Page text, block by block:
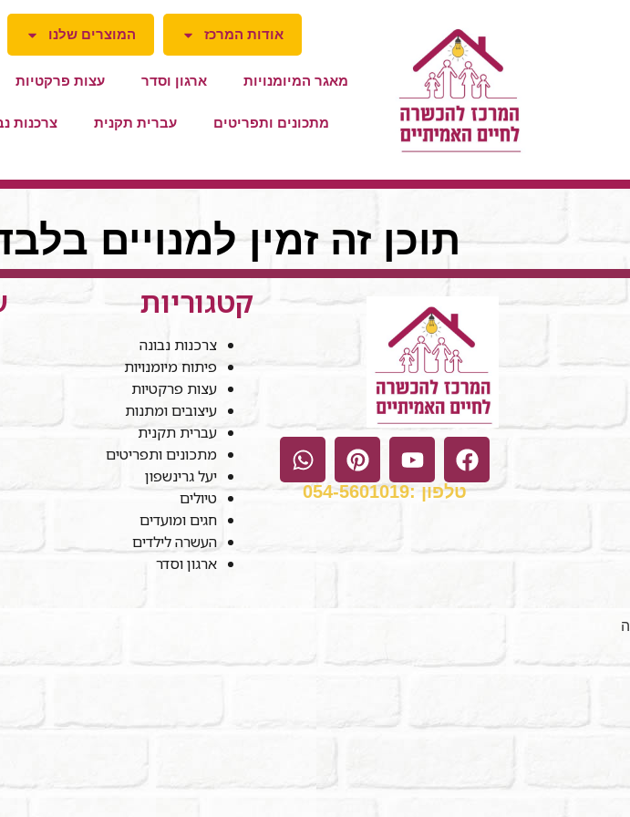
אודות המרכז המוצרים שלנו
מאגר המיומנויות ארגון וסדר עצות פרקטיות
מתכונים ותפריטים עברית תקנית צרכנות
תוכן זה זמין למנויים
טלפון :054-5601019
קטגוריות
צרכנות נבונה
פיתוח מיומנויות
עצות פרקטיות
עיצובים ומתנות
עברית תקנית
מתכונים ותפריטים
יעל גרינשפון
טיולים
חגים ומועדים
העשרה לילדים
ארגון וסדר
ה